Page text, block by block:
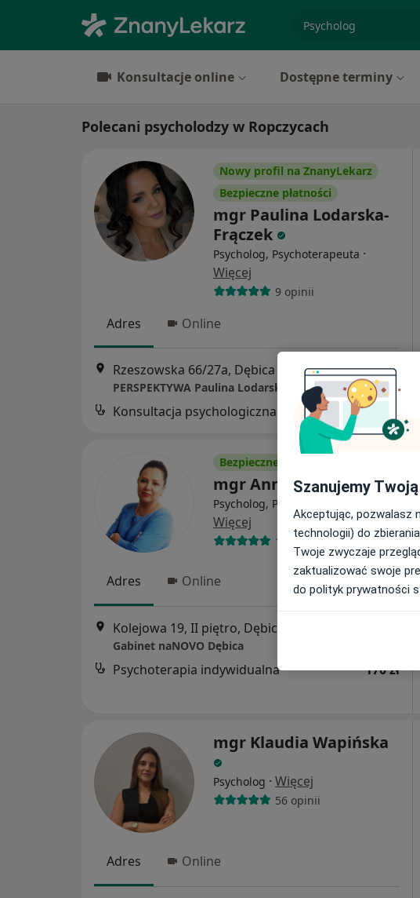
Konsultacje online Dostępne terminy
Polecani psycholodzy w Ropczycach
Nowy profil na ZnanyLekarz
Bezpieczne płatności
mgr Paulina Lodarska-
Frączek
Psycholog, Psychoterapeuta ·
Więcej
9 opinii
Adres Online
Rzeszowska 66/27a, Dębica Mapa
PERSPEKTYWA Paulina Lodarska-Frączek
Konsultacja psychologiczna 180 zł
Bezpieczne płatności
mgr Anna Markiewicz
Psycholog, Psychoterapeuta
Więcej
164 opinie
Adres Online
Kolejowa 19, II piętro, Dębica
Gabinet naNOVO Dębica
Psychoterapia indywidualna 170 zł
mgr Klaudia Wapińska
Psycholog · Więcej
56 opinii
Adres Online
Szanujemy
Akceptując, pozwalasz
technologii) do
Twoje zwyczaje
zaktualizować swoje
do polityk prywatności